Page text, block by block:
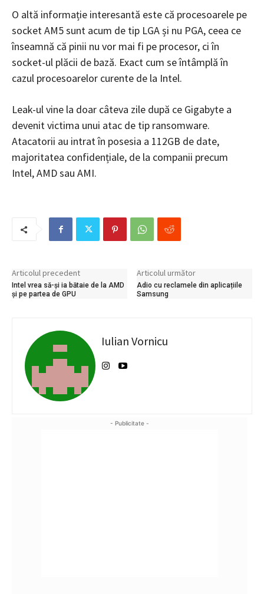
O altă informație interesantă este că procesoarele pe
socket AM5 sunt acum de tip LGA și nu PGA, ceea ce
înseamnă că pinii nu vor mai fi pe procesor, ci în
socket-ul plăcii de bază. Exact cum se întâmplă în
cazul procesoarelor curente de la Intel.
Leak-ul vine la doar câteva zile după ce Gigabyte a
devenit victima unui atac de tip ransomware.
Atacatorii au intrat în posesia a 112GB de date,
majoritatea confidențiale, de la companii precum
Intel, AMD sau AMI.
Articolul precedent
Intel vrea să-și ia bătaie de la AMD
și pe partea de GPU
Articolul următor
Adio cu reclamele din aplicațiile
Samsung
Iulian Vornicu
- Publicitate -